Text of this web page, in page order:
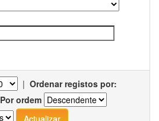
| Ordenar registos por:
Por ordem